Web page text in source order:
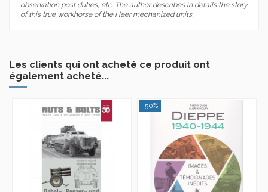
observation post duties, etc. The author describes in details the story
of this true workhorse of the Heer mechanized units.
Les clients qui ont acheté ce produit ont
également acheté...
-50%